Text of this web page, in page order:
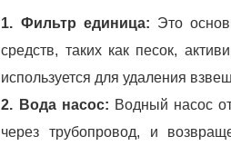
1. Фильтр единица: Это
средств, таких как песок,
используется для удаления
2. Вода насос: Водный насос
через трубопровод, и